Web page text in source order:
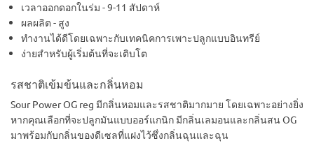
เวลาออกดอกในร่ม - 9-11 สัปดาห์
ผลผลิต - สูง
ทำงานได้ดีโดยเฉพาะกับเทคนิคการเพาะปลูกแบบอินทรีย์
ง่ายสำหรับผู้เริ่มต้นที่จะเติบโต
รสชาติเข้มข้นและกลิ่นหอม
Sour Power OG reg มีกลิ่นหอมและรสชาติมากมาย โดยเฉพาะอย่างยิ่ง
หากคุณเลือกที่จะปลูกมันแบบออร์แกนิก มีกลิ่นเลมอนและกลิ่นสน OG
มาพร้อมกับกลิ่นของดีเซลที่แฝงไว้ซึ่งกลิ่นฉุนและฉุน